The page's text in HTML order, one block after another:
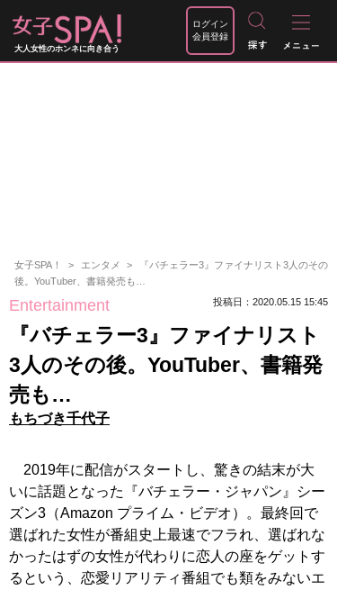
大人女性のホンネに向き合う
ログイン
会員登録
女子SPA！ エンタメ
『バチェラー3』ファイナリスト3人のその
後。YouTuber、書籍発売も…
Entertainment 投稿日：2020.05.15 15:45
『バチェラー3』ファイナリスト
3人のその後。YouTuber、書籍発
売も…
もちづき千代子
2019年に配信がスタートし、驚きの結末が大
いに話題となった『バチェラー・ジャパン』シー
ズン3（Amazon プライム・ビデオ）。最終回で
選ばれた女性が番組史上最速でフラれ、選ばれな
かったはずの女性が代わりに恋人の座をゲットす
るという、恋愛リアリティ番組でも類をみないエ